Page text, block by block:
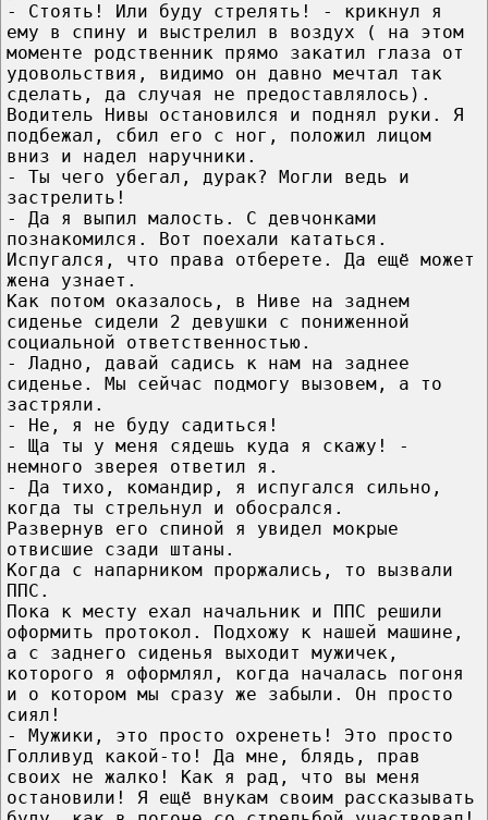
- Стоять! Или буду стрелять! - крикнул я
ему в спину и выстрелил в воздух ( на этом
моменте родственник прямо закатил глаза от
удовольствия, видимо он давно мечтал так
сделать, да случая не предоставлялось).
Водитель Нивы остановился и поднял руки. Я
подбежал, сбил его с ног, положил лицом
вниз и надел наручники.
- Ты чего убегал, дурак? Могли ведь и
застрелить!
- Да я выпил малость. С девчонками
познакомился. Вот поехали кататься.
Испугался, что права отберете. Да ещё может
жена узнает.
Как потом оказалось, в Ниве на заднем
сиденье сидели 2 девушки с пониженной
социальной ответственностью.
- Ладно, давай садись к нам на заднее
сиденье. Мы сейчас подмогу вызовем, а то
застряли.
- Не, я не буду садиться!
- Ща ты у меня сядешь куда я скажу! -
немного зверея ответил я.
- Да тихо, командир, я испугался сильно,
когда ты стрельнул и обосрался.
Развернув его спиной я увидел мокрые
отвисшие сзади штаны.
Когда с напарником проржались, то вызвали
ППС.
Пока к месту ехал начальник и ППС решили
оформить протокол. Подхожу к нашей машине,
а с заднего сиденья выходит мужичек,
которого я оформлял, когда началась погоня
и о котором мы сразу же забыли. Он просто
сиял!
- Мужики, это просто охренеть! Это просто
Голливуд какой-то! Да мне, блядь, прав
своих не жалко! Как я рад, что вы меня
остановили! Я ещё внукам своим рассказывать